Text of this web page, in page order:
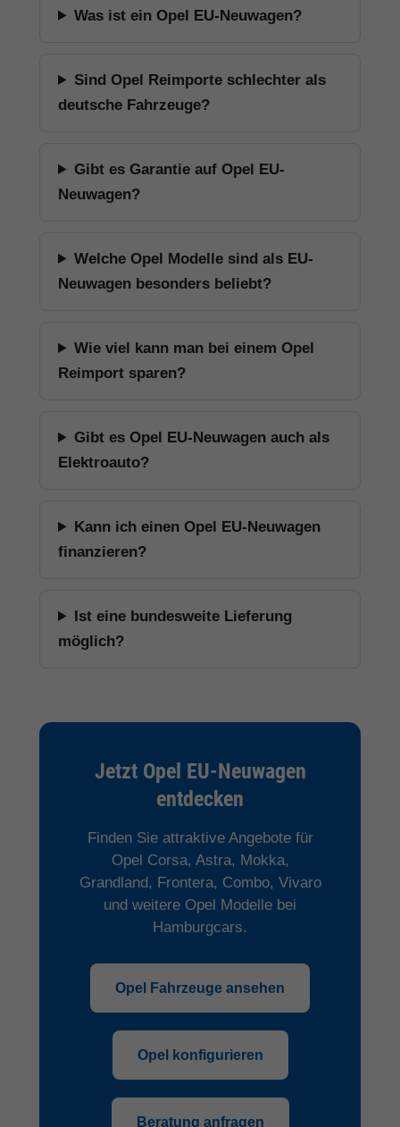
Was ist ein Opel EU-Neuwagen?
Sind Opel Reimporte schlechter als
deutsche Fahrzeuge?
Gibt es Garantie auf Opel EU-
Neuwagen?
Welche Opel Modelle sind als EU-
Neuwagen besonders beliebt?
Wie viel kann man bei einem Opel
Reimport sparen?
Gibt es Opel EU-Neuwagen auch als
Elektroauto?
Kann ich einen Opel EU-Neuwagen
finanzieren?
Ist eine bundesweite Lieferung
möglich?
Jetzt Opel EU-Neuwagen
entdecken
Finden Sie attraktive Angebote für
Opel Corsa, Astra, Mokka,
Grandland, Frontera, Combo, Vivaro
und weitere Opel Modelle bei
Hamburgcars.
Opel Fahrzeuge ansehen
Opel konfigurieren
Beratung anfragen